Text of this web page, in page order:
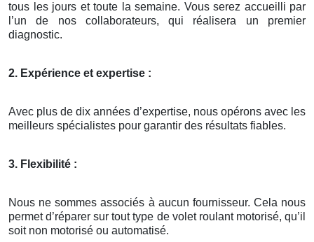
tous les jours et toute la semaine. Vous serez accueilli par
l’un de nos collaborateurs, qui réalisera un premier
diagnostic.
2. Expérience et expertise :
Avec plus de dix années d’expertise, nous opérons avec les
meilleurs spécialistes pour garantir des résultats fiables.
3. Flexibilité :
Nous ne sommes associés à aucun fournisseur. Cela nous
permet d’réparer sur tout type de volet roulant motorisé, qu’il
soit non motorisé ou automatisé.